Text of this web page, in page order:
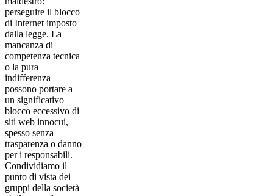
perseguire il blocco
di Internet imposto
dalla legge. La
mancanza di
competenza tecnica
o la pura
indifferenza
possono portare a
un significativo
blocco eccessivo di
siti web innocui,
spesso senza
trasparenza o danno
per i responsabili.
Condividiamo il
punto di vista dei
gruppi della società